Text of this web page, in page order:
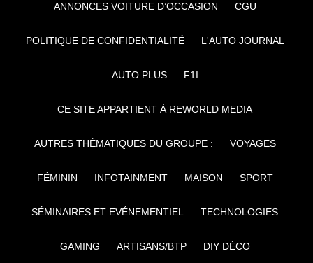
ANNONCES VOITURE D’OCCASION CGU
POLITIQUE DE CONFIDENTIALITÉ L'AUTO JOURNAL
AUTO PLUS F1I
CE SITE APPARTIENT À REWORLD MEDIA
AUTRES THÉMATIQUES DU GROUPE : VOYAGES
FÉMININ INFOTAINMENT MAISON SPORT
SÉMINAIRES ET EVÉNEMENTIEL TECHNOLOGIES
GAMING ARTISANS/BTP DIY DÉCO